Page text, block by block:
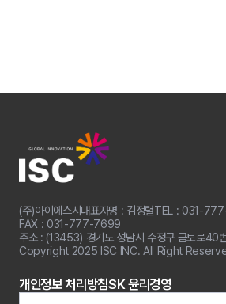
(주)아이에스시대표자명 : 김정렬TEL : 031-
FAX : 031-777-7699
주소 : (13453) 경기도 성남시 수정구 금토로40
Copyright 2025 ISC INC. All Right
개인정보 처리방침SK 윤리경영